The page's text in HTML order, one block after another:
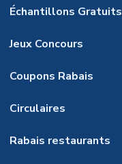
Échantillons Gratuits
Jeux Concours
Coupons Rabais
Circulaires
Rabais restaurants